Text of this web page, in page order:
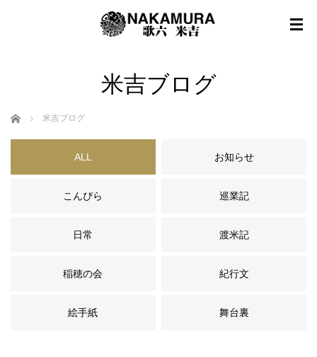
米吉ブログ
ホーム 米吉ブログ
ALL お知らせ
こんぴら 巡業記
日常 渡米記
稲穂の会 紀行文
絵手紙 舞台裏